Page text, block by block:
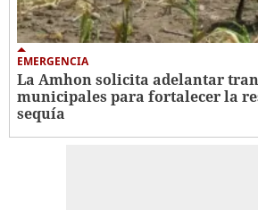
EMERGENCIA
La Amhon solicita adelantar
municipales para fortalecer la
sequía